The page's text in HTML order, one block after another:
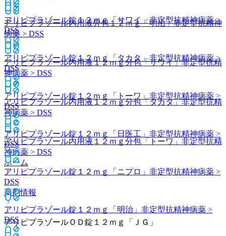
アリピプラゾール内用液分包１２ｍｇ「明治」非定型抗精神
病薬 > DSS
アリピプラゾール内用液１２ｍｇ分包「サワイ」非定型抗精
神病薬 > DSS
アリピプラゾール内用液１２ｍｇ分包「タカタ」非定型抗精
神病薬 > DSS
アリピプラゾール内用液１２ｍｇ分包「トーワ」 非定型抗精
神病薬 > DSS
ホーム
薬剤情報
アリピプラゾールＯＤ錠１２ｍｇ「ＪＧ」
アリピプラゾール錠１２ｍｇ「サワイ」非定型抗精神病薬 >
DSS
アリピプラゾール錠１２ｍｇ「タカタ」非定型抗精神病薬 >
DSS
アリピプラゾール錠１２ｍｇ「トーワ」 非定型抗精神病薬 >
DSS
アリピプラゾール錠１２ｍｇ「日医工」 非定型抗精神病薬 >
DSS
アリピプラゾール錠１２ｍｇ「ニプロ」 非定型抗精神病薬 >
DSS
アリピプラゾール錠１２ｍｇ「明治」 非定型抗精神病薬 >
DSS